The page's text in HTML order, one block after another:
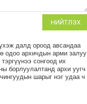
НИЙТЛЭХ
далд ороод авсандаа
одоо архичдын арми залуу
сонгоод их
борлуулалтанд архи уугч
шарыг нэг удаа ч